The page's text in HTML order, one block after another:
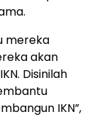
mereka
akan
Disinilah
IKN”,